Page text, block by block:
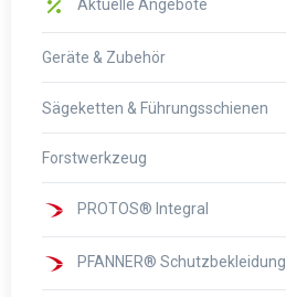
Aktuelle Angebote
Geräte & Zubehör
Sägeketten & Führungsschienen
Forstwerkzeug
PROTOS® Integral
PFANNER® Schutzbekleidung